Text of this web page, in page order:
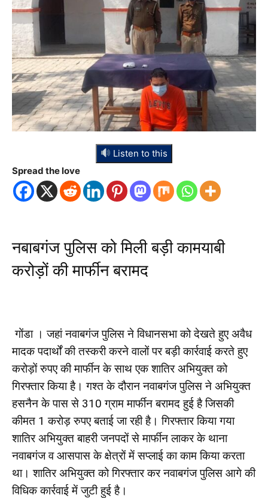
Listen to this
Spread the love
नबाबगंज पुलिस को मिली बड़ी कामयाबी
करोड़ों की मार्फीन बरामद
गोंडा । जहां नवाबगंज पुलिस ने विधानसभा को देखते हुए अवैध
मादक पदार्थों की तस्करी करने वालों पर बड़ी कार्रवाई करते हुए
करोड़ों रुपए की मार्फीन के साथ एक शातिर अभियुक्त को
गिरफ्तार किया है। गश्त के दौरान नवाबगंज पुलिस ने अभियुक्त
हसनैन के पास से 310 ग्राम मार्फीन बरामद हुई है जिसकी
कीमत 1 करोड़ रुपए बताई जा रही है। गिरफ्तार किया गया
शातिर अभियुक्त बाहरी जनपदों से मार्फीन लाकर के थाना
नवाबगंज व आसपास के क्षेत्रों में सप्लाई का काम किया करता
था। शातिर अभियुक्त को गिरफ्तार कर नवाबगंज पुलिस आगे की
विधिक कार्रवाई में जुटी हुई है।